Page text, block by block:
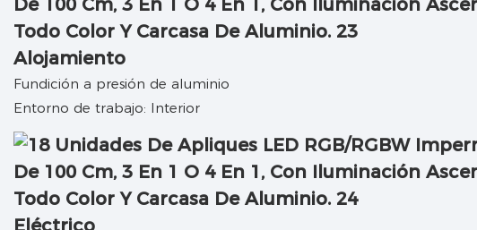
Alojamiento
Fundición a presión de aluminio
Entorno de trabajo: Interior